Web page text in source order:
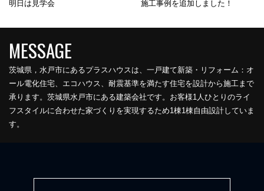
明日は見学会 施工事例を追加しました！
茨城県，水戸市にあるプラスハウスは、一戸建て新築・リフォーム：オ
ール電化住宅、エコハウス、耐震基準を満たす住宅を設計から施工まで
承ります。茨城県水戸市にある建築会社です。お客様1人ひとりのライ
フスタイルに合わせた家づくりを実現するため1棟1棟自由設計していま
す。